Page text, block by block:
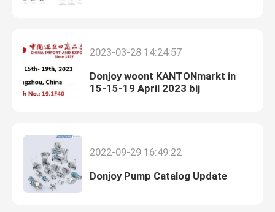
2023-03-28 14:24:57
Donjoy woont KANTONmarkt in
15-15-19 April 2023 bij
2022-09-29 16:49:22
Donjoy Pump Catalog Update